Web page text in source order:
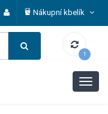
Nákupní kbelík
1